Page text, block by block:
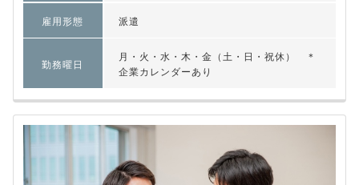
雇用形態 派遣
勤務曜日
月・火・水・木・金（土・日・祝休） ＊
企業カレンダーあり